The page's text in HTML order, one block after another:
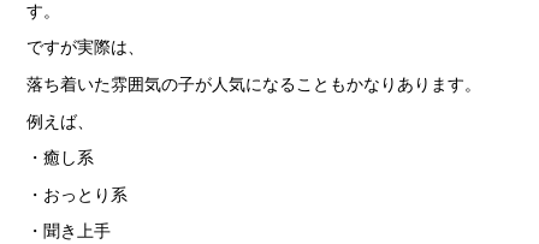
す。
ですが実際は、
落ち着いた雰囲気の子が人気になることもかなりあります。
例えば、
・癒し系
・おっとり系
・聞き上手